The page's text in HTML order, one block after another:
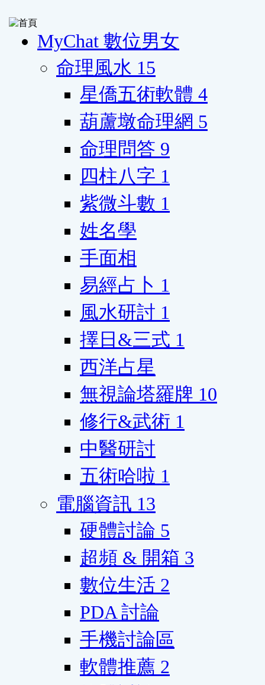
MyChat 數位男女
命理風水 15
星僑五術軟體 4
葫蘆墩命理網 5
命理問答 9
四柱八字 1
紫微斗數 1
姓名學
手面相
易經占卜 1
風水研討 1
擇日&三式 1
西洋占星
無視論塔羅牌 10
修行&武術 1
中醫研討
五術哈啦 1
電腦資訊 13
硬體討論 5
超頻 & 開箱 3
數位生活 2
PDA 討論
手機討論區
軟體推薦 2